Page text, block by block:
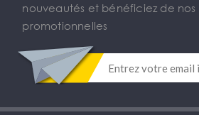
nouveautés et bénéficiez de nos
promotionnelles